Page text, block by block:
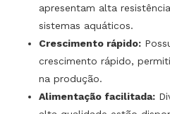
apresentam alta
sistemas aquáticos.
Crescimento rápido:
crescimento rápido,
na produção.
Alimentação facilitada: